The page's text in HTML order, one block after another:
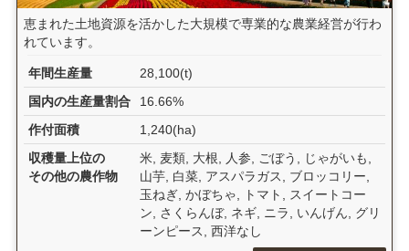
恵まれた土地資源を活かした大規模で専業的な農業経営が行わ
れています。
年間生産量
28,100(t)
国内の生産量割合
16.66%
作付面積
1,240(ha)
収穫量上位の
その他の農作物
米, 麦類, 大根, 人参, ごぼう, じゃがいも,
山芋, 白菜, アスパラガス, ブロッコリー,
玉ねぎ, かぼちゃ, トマト, スイートコー
ン, さくらんぼ, ネギ, ニラ, いんげん, グリ
ーンピース, 西洋なし